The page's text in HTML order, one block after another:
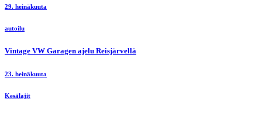
29. heinäkuuta
autoilu
Vintage VW Garagen ajelu Reisjärvellä
23. heinäkuuta
Kesälajit